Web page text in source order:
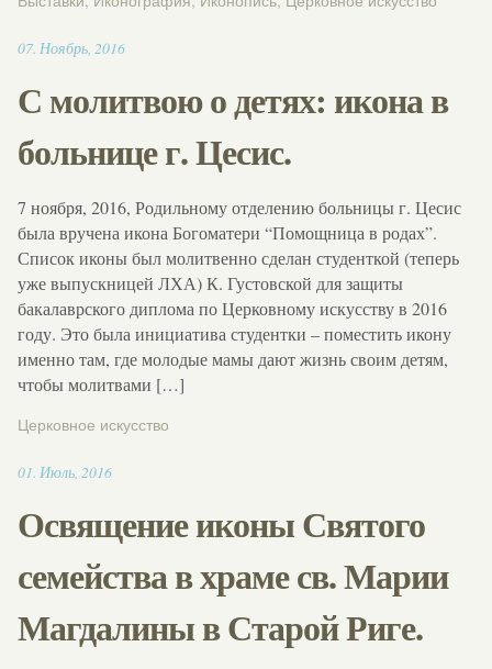
07. Ноябрь, 201615:57
С молитвою о детях: икона в
больнице г. Цесис.
7 ноября, 2016, Родильному отделению больницы г. Цесис
была вручена икона Богоматери “Помощница в родах”.
Список иконы был молитвенно сделан студенткой (теперь
уже выпускницей ЛХА) К. Густовской для защиты
бакалаврского диплома по Церковному искусству в 2016
году. Это была инициатива студентки – поместить икону
именно там, где молодые мамы дают жизнь своим детям,
чтобы молитвами […]
Церковное искусство
01. Июль, 201617:03
Освящение иконы Святого
семейства в храме св. Марии
Магдалины в Старой Риге.